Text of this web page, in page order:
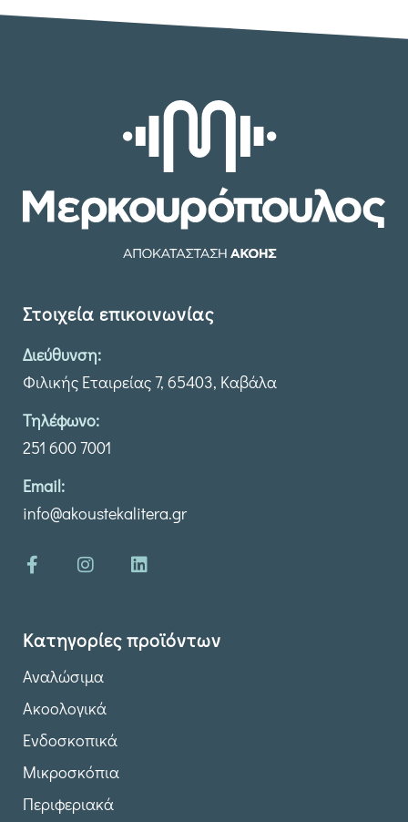
Στοιχεία επικοινωνίας
Διεύθυνση:
Φιλικής Εταιρείας 7, 65403, Καβάλα
Τηλέφωνο:
251 600 7001
Email:
info@akoustekalitera.gr
Κατηγορίες προϊόντων
Αναλώσιμα
Ακοολογικά
Ενδοσκοπικά
Μικροσκόπια
Περιφεριακά